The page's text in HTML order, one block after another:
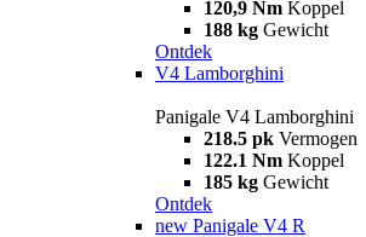
120,9 Nm Koppel
188 kg Gewicht
Ontdek
V4 Lamborghini
Panigale V4 Lamborghini
218.5 pk Vermogen
122.1 Nm Koppel
185 kg Gewicht
Ontdek
new Panigale V4 R